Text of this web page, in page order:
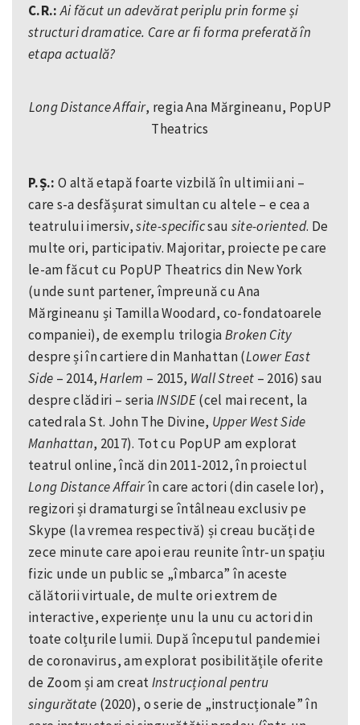
C.R.:Ai făcut un adevărat periplu prin forme și
structuri dramatice. Care ar fi forma preferată în
etapa actuală?
Long Distance Affair, regia Ana Mărgineanu, PopUP
Theatrics
P.Ș.: O altă etapă foarte vizbilă în ultimii ani –
care s-a desfășurat simultan cu altele – e cea a
teatrului imersiv,site-specificsau site-oriented. De
multe ori, participativ. Majoritar, proiecte pe care
le-am făcut cu PopUP Theatrics din New York
(unde sunt partener, împreună cu Ana
Mărgineanu și Tamilla Woodard, co-fondatoarele
companiei), de exemplu trilogiaBroken City
despre și în cartiere din Manhattan (Lower East
Side – 2014,Harlem – 2015, Wall Street – 2016) sau
despre clădiri – seriaINSIDE(cel mai recent, la
catedrala St. John The Divine, Upper WestSide
Manhattan, 2017). Tot cu PopUP am explorat
teatrul online, încă din 2011-2012, în proiectul
Long Distance Affairîn care actori (din casele lor),
regizori și dramaturgi se întâlneau exclusiv pe
Skype (la vremea respectivă) și creau bucăți de
zece minute care apoi erau reunite într-un spațiu
fizic unde un public se „îmbarca” în aceste
călătorii virtuale, de multe ori extrem de
interactive, experiențe unu la unu cu actori din
toate colțurile lumii. După începutul pandemiei
de coronavirus, am explorat posibilitățile oferite
de Zoom și am creatInstrucțional pentru
singurătate (2020), o serie de „instrucționale” în